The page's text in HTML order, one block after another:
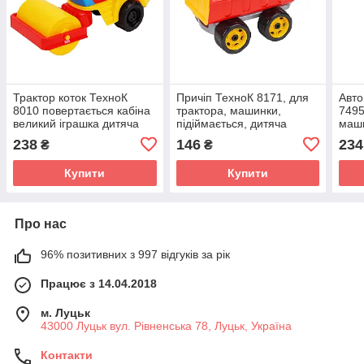
Трактор коток ТехноК
8010 повертається кабіна
великий іграшка дитяча
238 ₴
Купити
Причіп ТехноК 8171, для
трактора, машинки,
підіймається, дитяча
іграшка, візок, іграшкова
техніка, для дітей
146₴
Купити
234
Про нас
96% позитивних з 997 відгуків за рік
Працює з 14.04.2018
м. Луцьк
43000 Луцьк вул. Рівненська 78, Луцьк, Україна
Контакти